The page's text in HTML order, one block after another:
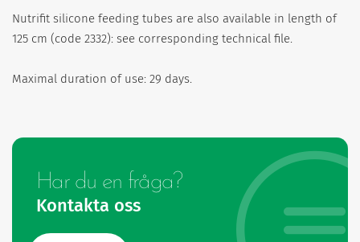
Nutrifit silicone feeding tubes are also available in length of
125 cm (code 2332): see corresponding technical file.
Maximal duration of use: 29 days.
Har du en fråga?
Kontakta oss